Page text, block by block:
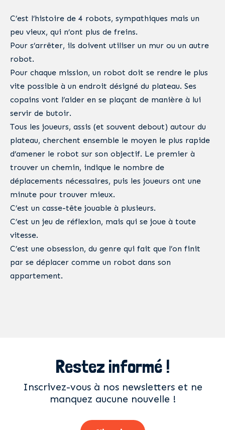
C’est l’histoire de 4 robots, sympathiques mais un
peu vieux, qui n’ont plus de freins.
Pour s’arrêter, ils doivent utiliser un mur ou un autre
robot.
Pour chaque mission, un robot doit se rendre le plus
vite possible à un endroit désigné du plateau. Ses
copains vont l’aider en se plaçant de manière à lui
servir de butoir.
Tous les joueurs, assis (et souvent debout) autour du
plateau, cherchent ensemble le moyen le plus rapide
d’amener le robot sur son objectif. Le premier à
trouver un chemin, indique le nombre de
déplacements nécessaires, puis les joueurs ont une
minute pour trouver mieux.
C’est un casse-tête jouable à plusieurs.
C’est un jeu de réflexion, mais qui se joue à toute
vitesse.
C’est une obsession, du genre qui fait que l’on finit
par se déplacer comme un robot dans son
appartement.
Restez informé !
Inscrivez-vous à nos newsletters et ne
manquez aucune nouvelle !